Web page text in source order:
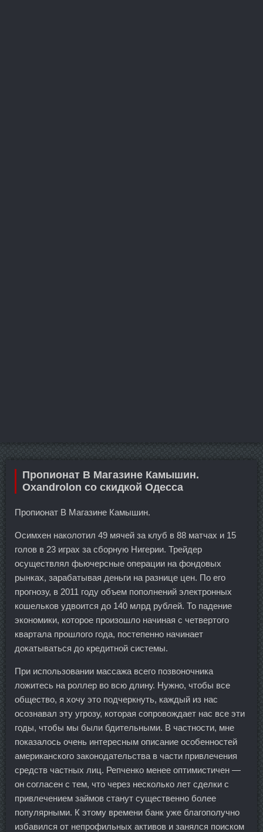
Пропионат В Магазине Камышин.
Oxandrolon со скидкой Одесса
Пропионат В Магазине Камышин.
Осимхен наколотил 49 мячей за клуб в 88 матчах и 15
голов в 23 играх за сборную Нигерии. Трейдер
осуществлял фьючерсные операции на фондовых
рынках, зарабатывая деньги на разнице цен. По его
прогнозу, в 2011 году объем пополнений электронных
кошельков удвоится до 140 млрд рублей. То падение
экономики, которое произошло начиная с четвертого
квартала прошлого года, постепенно начинает
докатываться до кредитной системы.
При использовании массажа всего позвоночника
ложитесь на роллер во всю длину. Нужно, чтобы все
общество, я хочу это подчеркнуть, каждый из нас
осознавал эту угрозу, которая сопровождает нас все эти
годы, чтобы мы были бдительными. В частности, мне
показалось очень интересным описание особенностей
американского законодательства в части привлечения
средств частных лиц. Репченко менее оптимистичен —
он согласен с тем, что через несколько лет сделки с
привлечением займов станут существенно более
популярными. К этому времени банк уже благополучно
избавился от непрофильных активов и занялся поиском